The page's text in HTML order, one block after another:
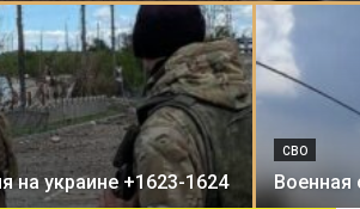
на украине +1623-1624
СВО
Военная